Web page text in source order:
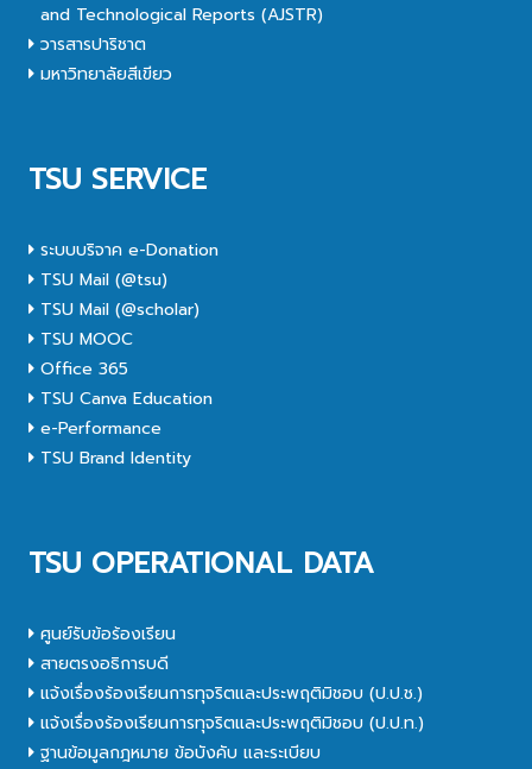
and Technological Reports (AJSTR)
วารสารปาริชาต
มหาวิทยาลัยสีเขียว
TSU SERVICE
ระบบบริจาค e-Donation
TSU Mail (@tsu)
TSU Mail (@scholar)
TSU MOOC
Office 365
TSU Canva Education
e-Performance
TSU Brand Identity
TSU OPERATIONAL DATA
ศูนย์รับข้อร้องเรียน
สายตรงอธิการบดี
แจ้งเรื่องร้องเรียนการทุจริตและประพฤติมิชอบ (ป.ป.ช.)
แจ้งเรื่องร้องเรียนการทุจริตและประพฤติมิชอบ (ป.ป.ท.)
ฐานข้อมูลกฎหมาย ข้อบังคับ และระเบียบ